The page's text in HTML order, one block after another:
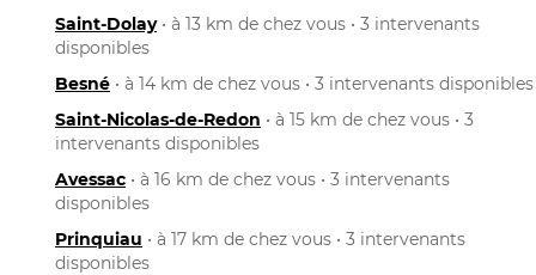
Saint-Dolay• à 13 km de chez vous • 3 intervenants
disponibles
Besné • à 14 km de chez vous • 3 intervenants disponibles
Saint-Nicolas-de-Redon • à 15 km de chez vous • 3
intervenants disponibles
Avessac • à 16 km de chez vous • 3 intervenants
disponibles
Prinquiau • à 17 km de chez vous • 3 intervenants
disponibles